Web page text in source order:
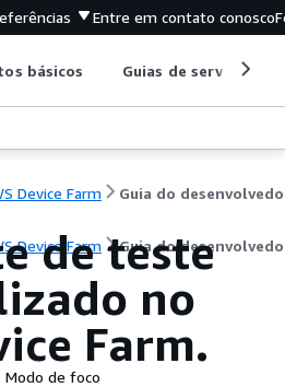
Entre em contato conosco
básicos Guias de serviço
Device Farm Guia do
Device Farm Guia do
de teste
no
Farm.
Modo de foco